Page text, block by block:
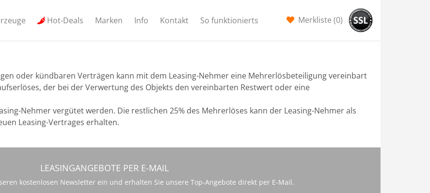
Hot-Deals Marken Info Kontakt So funktionierts Merkliste (0)
oder kündbaren Verträgen kann mit dem Leasing-Nehmer eine Mehrerlösbeteiligung vereinbart
der bei der Verwertung des Objekts den vereinbarten Restwert oder eine
Nehmer vergütet werden. Die restlichen 25% des Mehrerlöses kann der Leasing-Nehmer als
Leasing-Vertrages erhalten.
LEASINGANGEBOTE PER E-MAIL
kostenlosen Newsletter ein und erhalten Sie unsere Top-Angebote direkt per E-Mail.